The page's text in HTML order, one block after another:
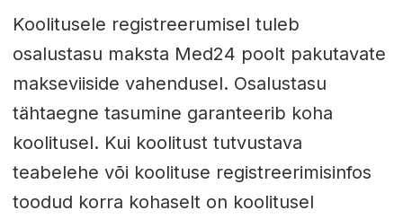
Koolitusele registreerumisel tuleb
osalustasu maksta Med24 poolt pakutavate
makseviiside vahendusel. Osalustasu
tähtaegne tasumine garanteerib koha
koolitusel. Kui koolitust tutvustava
teabelehe või koolituse registreerimisinfos
toodud korra kohaselt on koolitusel